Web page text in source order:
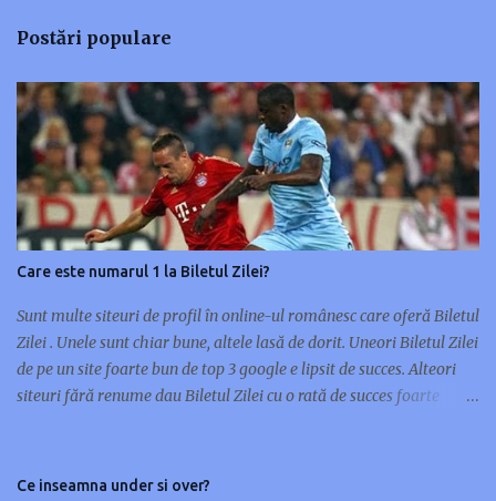
n
a
r
i
i
Postări populare
Care este numarul 1 la Biletul Zilei?
Sunt multe siteuri de profil în online-ul românesc care oferă Biletul
Zilei . Unele sunt chiar bune, altele lasă de dorit. Uneori Biletul Zilei
de pe un site foarte bun de top 3 google e lipsit de succes. Alteori
siteuri fără renume dau Biletul Zilei cu o rată de succes foarte
doar unul sau maxim două. Cu ocazia asta m-am gândit să scriu
Ce inseamna under si over?